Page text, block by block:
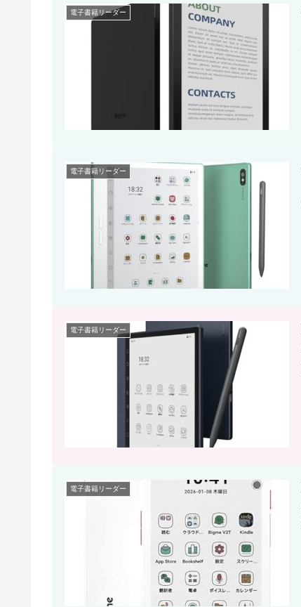
電子書籍リーダー
電子書籍リーダー
電子書籍リーダー
電子書籍リーダー